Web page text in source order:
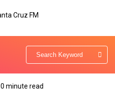
0 minute read